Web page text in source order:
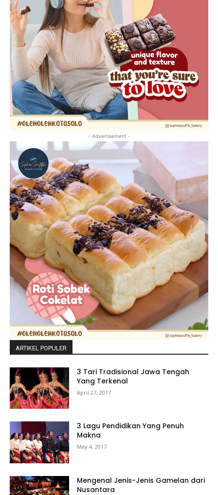
- Advertisement -
ARTIKEL POPULER
3 Tari Tradisional Jawa Tengah
Yang Terkenal
April 27, 2017
3 Lagu Pendidikan Yang Penuh
Makna
May 4, 2017
Mengenal Jenis-Jenis Gamelan dari
Nusantara